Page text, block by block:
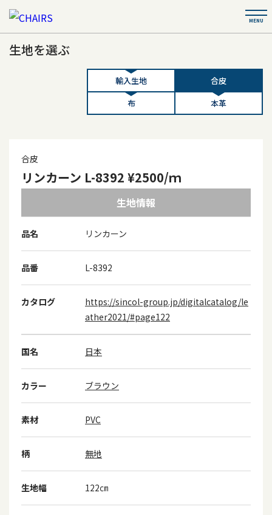
生地を選ぶ
輸入生地
合皮
布
本革
合皮
リンカーン L-8392 ¥2500/ｍ
生地情報
品名 リンカーン
品番 L-8392
カタログ
https://sincol-group.jp/digitalcatalog/le
ather2021/#page122
国名 日本
カラー ブラウン
素材 PVC
柄 無地
生地幅 122㎝